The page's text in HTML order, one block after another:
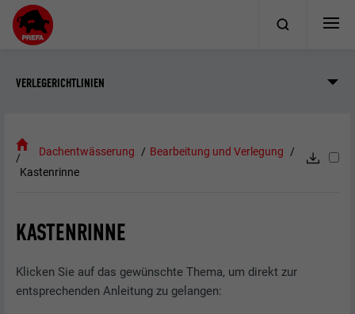
VERLEGERICHTLINIEN
Dachentwässerung
Bearbeitung und Verlegung
Kastenrinne
KASTENRINNE
Klicken Sie auf das gewünschte Thema, um direkt zur
entsprechenden Anleitung zu gelangen: